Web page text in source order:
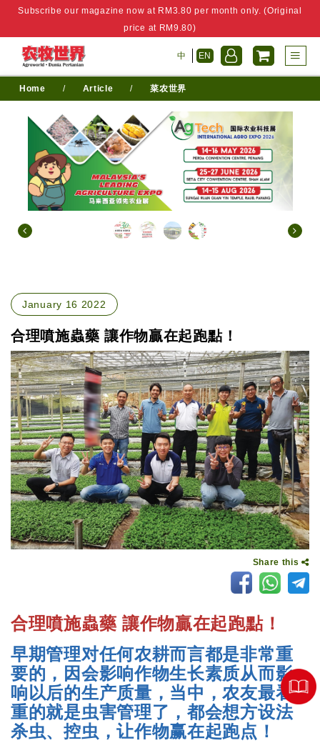
Subscribe our magazine now at RM3.80 per month only. (Original
price at RM9.80)
中 EN
Home / Article / 菜农世界
January 16 2022
合理噴施蟲藥 讓作物贏在起跑點！
Share this
合理噴施蟲藥 讓作物贏在起跑點！
早期管理对任何农耕而言都是非常重
要的，因会影响作物生长素质从而影
响以后的生产质量，当中，农友最看
重的就是虫害管理了，都会想方设法
杀虫、控虫，让作物赢在起跑点！